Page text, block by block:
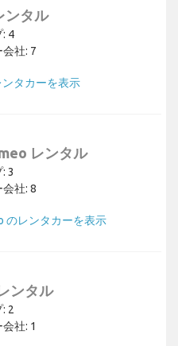
ンタル
: 4
社: 7
ンタカーを表示
レンタル
3
社: 8
のレンタカーを表示
ンタル
2
社: 1